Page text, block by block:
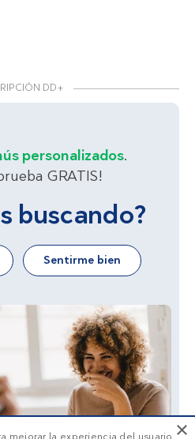
DD+
personalizados.
GRATIS!
buscando?
Sentirme bien
×